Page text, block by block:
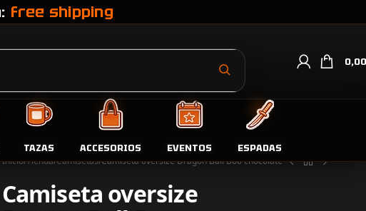
free shipping
0,00
TAZAS ACCESORIOS EVENTOS
ESPADAS
Inicio Tienda Camisetas Camiseta oversize Dragon Ball Boo chocolate
Camiseta oversize